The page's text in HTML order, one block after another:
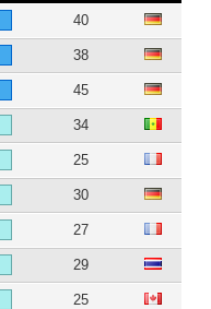
40
38
45
34
25
30
27
29
25